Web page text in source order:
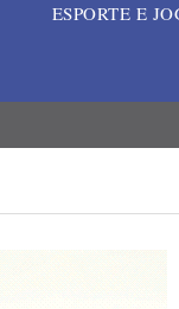
ESPORTE E